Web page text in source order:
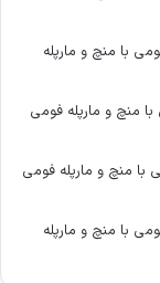
با منچ و مارپله
منچ و مارپله فومی
منچ و مارپله فومی
با منچ و مارپله